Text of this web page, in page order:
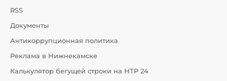
RSS
Документы
Антикоррупционная политика
Реклама в Нижнекамске
Калькулятор бегущей строки на НТР 24